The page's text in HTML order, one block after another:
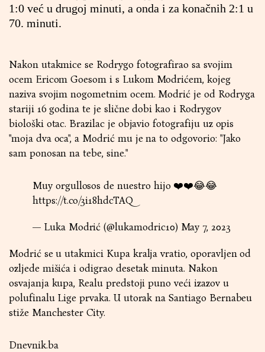
1:0 već u drugoj minuti, a onda i za konačnih 2:1 u
70. minuti.
Nakon utakmice se Rodrygo fotografirao sa svojim
ocem Ericom Goesom i s Lukom Modrićem, kojeg
naziva svojim nogometnim ocem. Modrić je od Rodryga
stariji 16 godina te je slične dobi kao i Rodrygov
biološki otac. Brazilac je objavio fotografiju uz opis
"moja dva oca", a Modrić mu je na to odgovorio: "Jako
sam ponosan na tebe, sine."
Muy orgullosos de nuestro hijo ❤️❤️😂😂
https://t.co/3i18hdcTAQ
— Luka Modrić (@lukamodric10) May 7, 2023
Modrić se u utakmici Kupa kralja vratio, oporavljen od
ozljede mišića i odigrao desetak minuta. Nakon
osvajanja kupa, Realu predstoji puno veći izazov u
polufinalu Lige prvaka. U utorak na Santiago Bernabeu
stiže Manchester City.
Dnevnik.ba